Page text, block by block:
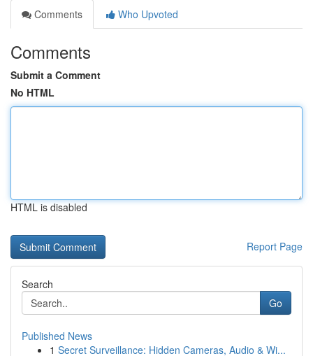
Comments
Who Upvoted
Comments
Submit a Comment
No HTML
HTML is disabled
Report Page
Search
Go
Published News
1 Secret Surveillance: Hidden Cameras, Audio & Wi...